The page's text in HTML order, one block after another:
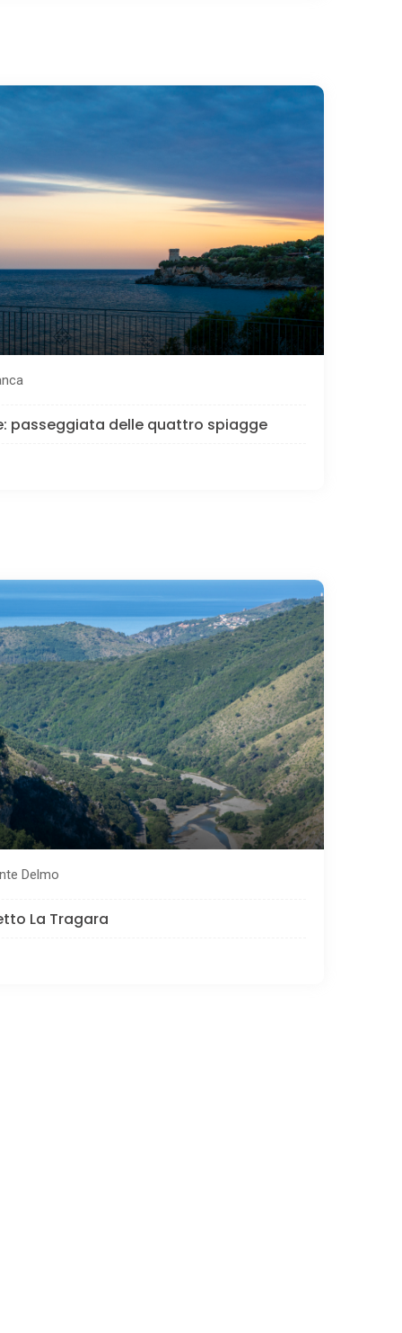
passeggiata delle quattro spiagge
Delmo
La Tragara